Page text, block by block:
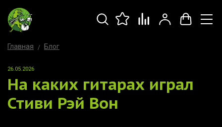
Главная Блог
26.05.2026
На каких гитарах играл
Стиви Рэй Вон